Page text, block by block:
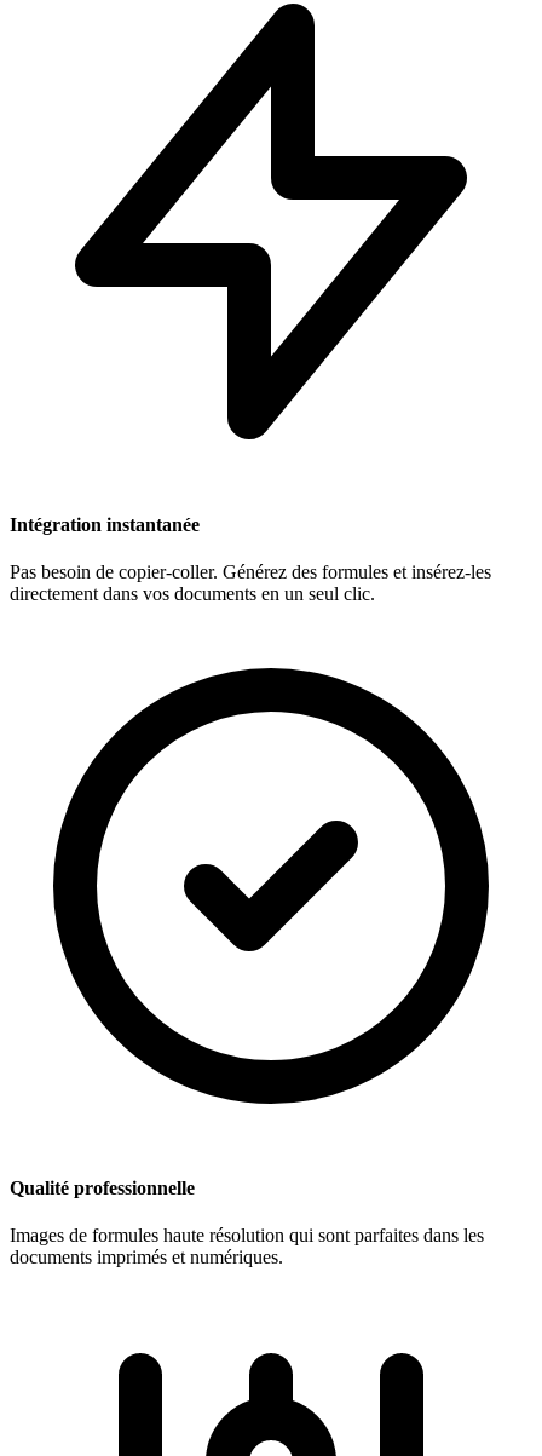
Intégration instantanée
Pas besoin de copier-coller. Générez des formules et insérez-les
directement dans vos documents en un seul clic.
Qualité professionnelle
Images de formules haute résolution qui sont parfaites dans les
documents imprimés et numériques.